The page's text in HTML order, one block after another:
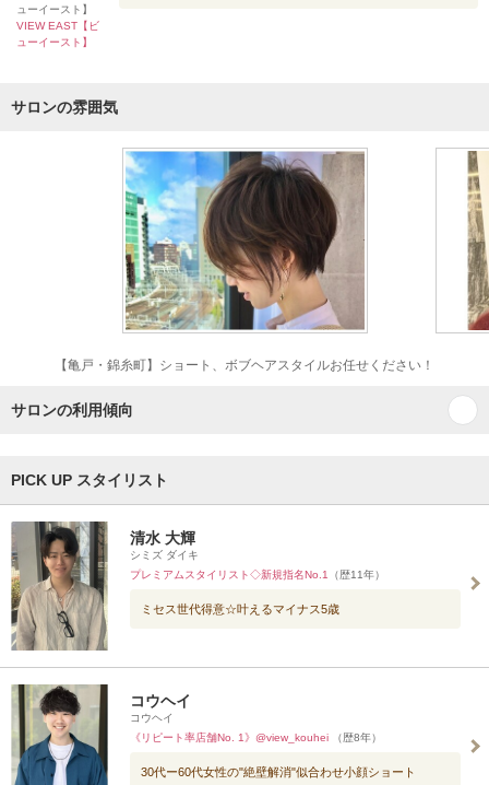
ューイースト】
VIEW EAST【ビ
ューイースト】
サロンの雰囲気
【亀戸・錦糸町】ショート、ボブヘアスタイルお任せください！
サロンの利用傾向
PICK UP スタイリスト
清水 大輝
シミズ ダイキ
プレミアムスタイリスト◇新規指名No.1
（歴11年）
ミセス世代得意☆叶えるマイナス5歳
コウヘイ
コウヘイ
《リピート率店舗No. 1》@view_kouhei
（歴8年）
30代ー60代女性の"絶壁解消"似合わせ小顔ショート